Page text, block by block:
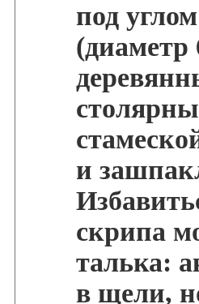
под
(диаметр
и
скрипа
талька:
в щели,